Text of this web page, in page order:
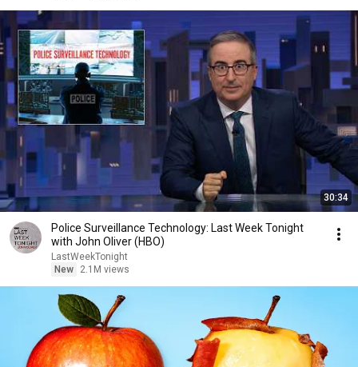
30:34
Police Surveillance Technology: Last Week Tonight
with John Oliver (HBO)
LastWeekTonight
New
2.1M views